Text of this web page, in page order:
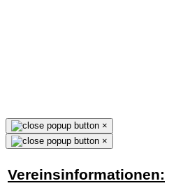
×
×
Vereinsinformationen: